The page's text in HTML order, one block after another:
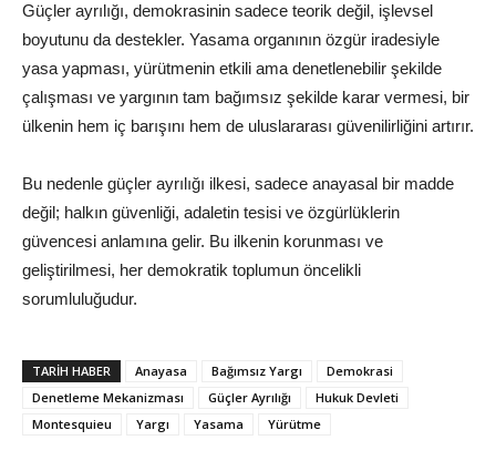
Güçler ayrılığı, demokrasinin sadece teorik değil, işlevsel
boyutunu da destekler. Yasama organının özgür iradesiyle
yasa yapması, yürütmenin etkili ama denetlenebilir şekilde
çalışması ve yargının tam bağımsız şekilde karar vermesi, bir
ülkenin hem iç barışını hem de uluslararası güvenilirliğini artırır.
Bu nedenle güçler ayrılığı ilkesi, sadece anayasal bir madde
değil; halkın güvenliği, adaletin tesisi ve özgürlüklerin
güvencesi anlamına gelir. Bu ilkenin korunması ve
geliştirilmesi, her demokratik toplumun öncelikli
sorumluluğudur.
TARIH HABER Anayasa Bağımsız Yargı
Demokrasi
Denetleme Mekanizması
Güçler Ayrılığı
Hukuk Devleti
Montesquieu
Yargı Yasama Yürütme